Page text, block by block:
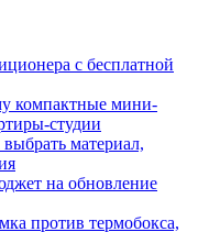
с бесплатной
компактные мини-
студии
материал,
на обновление
против термобокса,